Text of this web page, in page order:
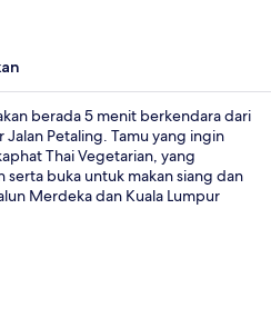
berada 5 menit berkendara dari
Jalan Petaling. Tamu yang ingin
Thai Vegetarian, yang
serta buka untuk makan siang dan
Merdeka dan Kuala Lumpur